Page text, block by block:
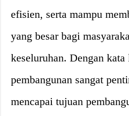
efisien, serta mampu
yang besar bagi
keseluruhan. Dengan
pembangunan sangat
mencapai tujuan